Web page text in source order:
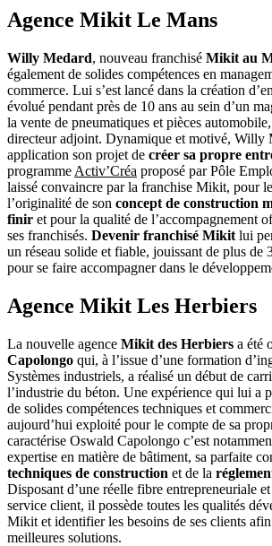
Agence Mikit Le Mans
Willy Medard, nouveau franchisé Mikit au
également de solides compétences en
commerce. Lui s’est lancé dans la création
évolué pendant près de 10 ans au sein d’un
la vente de pneumatiques et pièces
directeur adjoint. Dynamique et motivé, Willy
application son projet de créer sa propre
programme Activ’Créa proposé par Pôle
laissé convaincre par la franchise Mikit, pour
l’originalité de son concept de construction
finir et pour la qualité de l’accompagnement
ses franchisés. Devenir franchisé Mikit lui
un réseau solide et fiable, jouissant de plus de
pour se faire accompagner dans le
Agence Mikit Les Herbiers
La nouvelle agence Mikit des Herbiers a été
Capolongo qui, à l’issue d’une formation
Systèmes industriels, a réalisé un début de
l’industrie du béton. Une expérience qui lui a
de solides compétences techniques et
aujourd’hui exploité pour le compte de sa
caractérise Oswald Capolongo c’est
expertise en matière de bâtiment, sa parfaite
techniques de construction et de la
Disposant d’une réelle fibre entrepreneuriale
service client, il possède toutes les qualités
Mikit et identifier les besoins de ses clients
meilleures solutions.